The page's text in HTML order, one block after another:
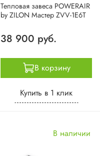
Тепловая завеса POWERAIR
by ZILON Мастер ZVV-1E6T
38 900 руб.
В корзину
Купить в 1 клик
В наличии